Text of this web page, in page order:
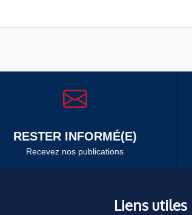
RESTER INFORMÉ(E)
Recevez nos publications
Liens utiles